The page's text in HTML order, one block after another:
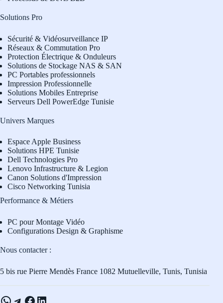
Solutions Pro
Sécurité & Vidéosurveillance IP
Réseaux & Commutation Pro
Protection Électrique & Onduleurs
Solutions de Stockage NAS & SAN
PC Portables professionnels
Impression Professionnelle
Solutions Mobiles Entreprise
Serveurs Dell PowerEdge Tunisie
Univers Marques
Espace Apple Business
Solutions HPE Tunisie
Dell Technologies Pro
Lenovo Infrastructure & Legion
Canon Solutions d'Impression
Cisco Networking Tunisia
Performance & Métiers
PC pour Montage Vidéo
Configurations Design & Graphisme
Nous contacter :
5 bis rue Pierre Mendès France 1082 Mutuelleville, Tunis, Tunisia
WhatsApp
Telegram
Facebook
LinkedIn